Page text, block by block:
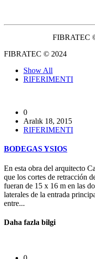
FIBRATEC
FIBRATEC © 2024
Show All
RIFERIMENTI
0
Aralık 18, 2015
RIFERIMENTI
BODEGAS YSIOS
En esta obra del arquitecto
que los cortes de retracción
fueran de 15 x 16 m en las
laterales de la entrada
entre...
Daha fazla bilgi